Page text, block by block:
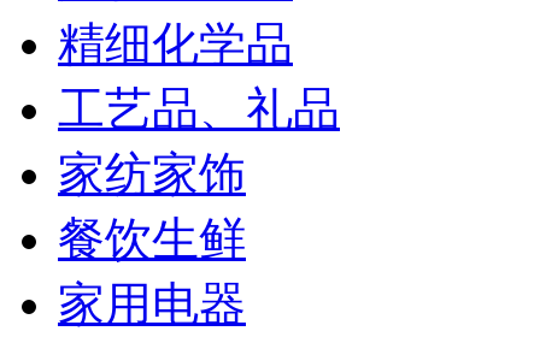
精细化学品
工艺品、礼品
家纺家饰
餐饮生鲜
家用电器